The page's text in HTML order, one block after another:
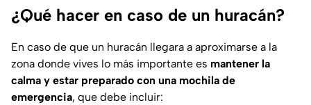
¿Qué hacer en caso de un huracán?
En caso de que un huracán llegara a aproximarse a la
zona donde vives lo más importante es mantener la
calma y estar preparado con una mochila de
emergencia, que debe incluir: